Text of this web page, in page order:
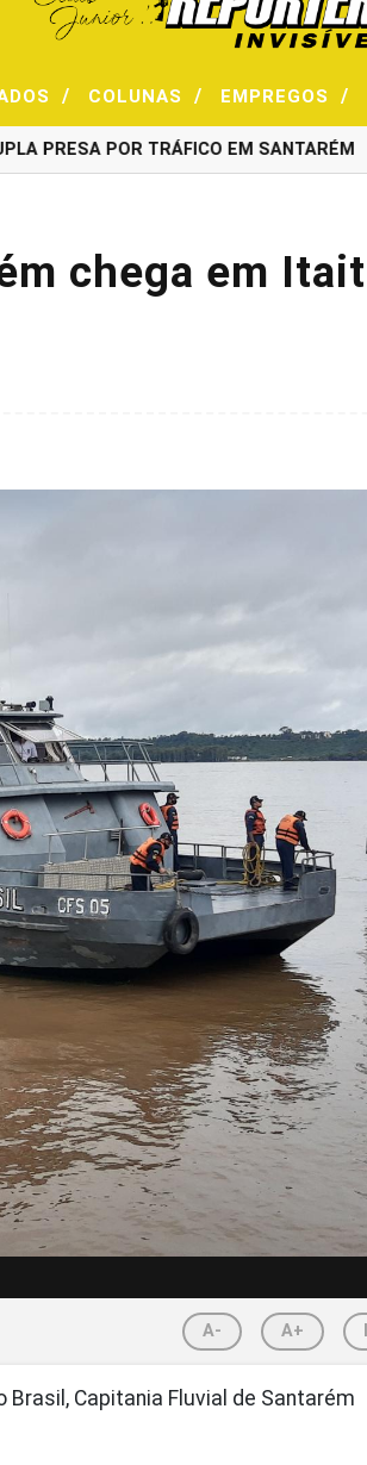
/ COLUNAS / EMPREGOS /
POR TRÁFICO EM SANTARÉM
chega em
A- A+
Capitania Fluvial de Santarém